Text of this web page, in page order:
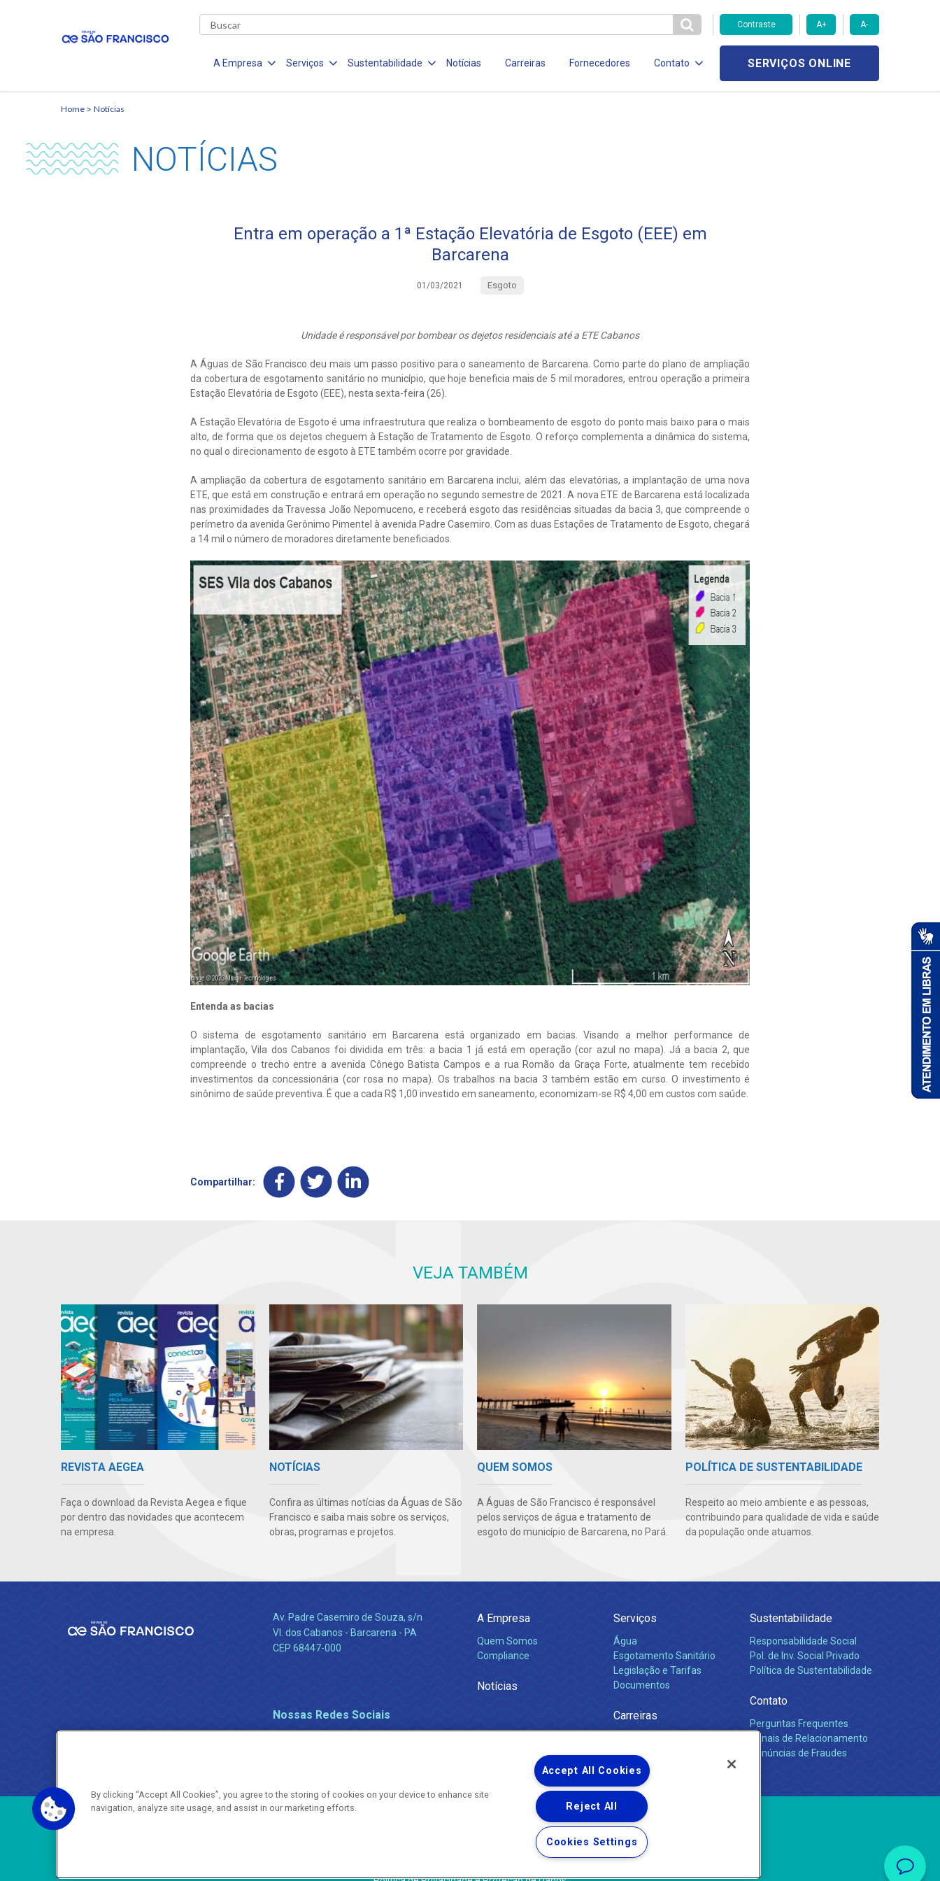
Contraste A+ A-
A Empresa Serviços Sustentabilidade Notícias Carreiras Fornecedores Contato SERVIÇOS ONLINE
Home Notícias
NOTÍCIAS
Entra em operação a 1ª Estação Elevatória de Esgoto (EEE) em
Barcarena
01/03/2021 Esgoto
Unidade é responsável por bombear os dejetos residenciais até a ETE Cabanos
A Águas de São Francisco deu mais um passo positivo para o saneamento de Barcarena. Como parte do plano de ampliação
da cobertura de esgotamento sanitário no município, que hoje beneficia mais de 5 mil moradores, entrou operação a primeira
Estação Elevatória de Esgoto (EEE), nesta sexta-feira (26).
A Estação Elevatória de Esgoto é uma infraestrutura que realiza o bombeamento de esgoto do ponto mais baixo para o mais
alto, de forma que os dejetos cheguem à Estação de Tratamento de Esgoto. O reforço complementa a dinâmica do sistema,
no qual o direcionamento de esgoto à ETE também ocorre por gravidade.
A ampliação da cobertura de esgotamento sanitário em Barcarena inclui, além das elevatórias, a implantação de uma nova
ETE, que está em construção e entrará em operação no segundo semestre de 2021. A nova ETE de Barcarena está localizada
nas proximidades da Travessa João Nepomuceno, e receberá esgoto das residências situadas da bacia 3, que compreende o
perímetro da avenida Gerônimo Pimentel à avenida Padre Casemiro. Com as duas Estações de Tratamento de Esgoto, chegará
a 14 mil o número de moradores diretamente beneficiados.
Entenda as bacias
O sistema de esgotamento sanitário em Barcarena está organizado em bacias. Visando a melhor performance de
implantação, Vila dos Cabanos foi dividida em três: a bacia 1 já está em operação (cor azul no mapa). Já a bacia 2, que
compreende o trecho entre a avenida Cônego Batista Campos e a rua Romão da Graça Forte, atualmente tem recebido
investimentos da concessionária (cor rosa no mapa). Os trabalhos na bacia 3 também estão em curso. O investimento é
sinônimo de saúde preventiva. É que a cada R$ 1,00 investido em saneamento, economizam-se R$ 4,00 em custos com saúde.
Compartilhar:
VEJA TAMBÉM
REVISTA AEGEA
Faça o download da Revista Aegea e fique
por dentro das novidades que acontecem
na empresa.
NOTÍCIAS
Confira as últimas notícias da Águas de São
Francisco e saiba mais sobre os serviços,
obras, programas e projetos.
QUEM SOMOS
A Águas de São Francisco é responsável
pelos serviços de água e tratamento de
esgoto do município de Barcarena, no Pará.
POLÍTICA DE SUSTENTABILIDADE
Respeito ao meio ambiente e as pessoas,
contribuindo para qualidade de vida e saúde
da população onde atuamos.
Av. Padre Casemiro de Souza, s/n
Vl. dos Cabanos - Barcarena - PA
CEP 68447-000
Nossas Redes Sociais
A Empresa
Quem Somos
Compliance
Notícias
Serviços
Água
Esgotamento Sanitário
Legislação e Tarifas
Documentos
Carreiras
Sustentabilidade
Responsabilidade Social
Pol. de Inv. Social Privado
Política de Sustentabilidade
Contato
Perguntas Frequentes
Canais de Relacionamento
Denúncias de Fraudes
Copyright ® 2026 - Todos os Direitos Reservados.
By clicking “Accept All Cookies”, you agree to the storing of cookies on your device to enhance site
navigation, analyze site usage, and assist in our marketing efforts.
Accept All Cookies
Reject All
Cookies Settings